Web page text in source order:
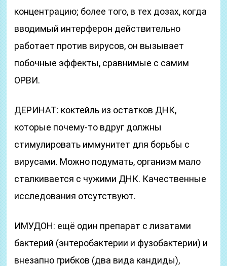
концентрацию; более того, в тех дозах, когда
вводимый интерферон действительно
работает против вирусов, он вызывает
побочные эффекты, сравнимые с самим
ОРВИ.
ДЕРИНАТ: коктейль из остатков ДНК,
которые почему-то вдруг должны
стимулировать иммунитет для борьбы с
вирусами. Можно подумать, организм мало
сталкивается с чужими ДНК. Качественные
исследования отсутствуют.
ИМУДОН: ещё один препарат с лизатами
бактерий (энтеробактерии и фузобактерии) и
внезапно грибков (два вида кандиды),